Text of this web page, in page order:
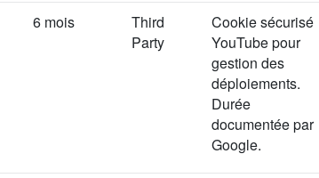
6 mois
Third
Party
Cookie sécurisé
YouTube pour
gestion des
déploiements.
Durée
documentée par
Google.